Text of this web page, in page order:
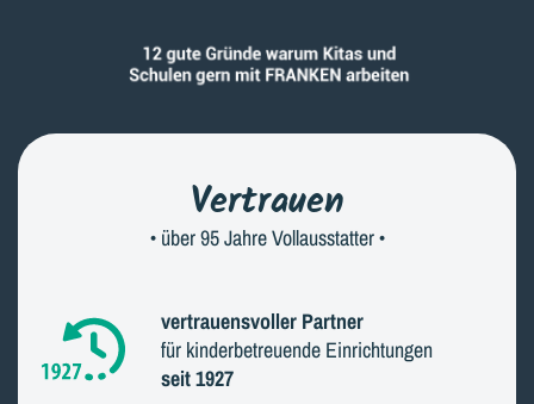
Vertrauen
• über 95 Jahre Vollausstatter •
vertrauensvoller Partner
für kinderbetreuende Einrichtungen
seit 1927